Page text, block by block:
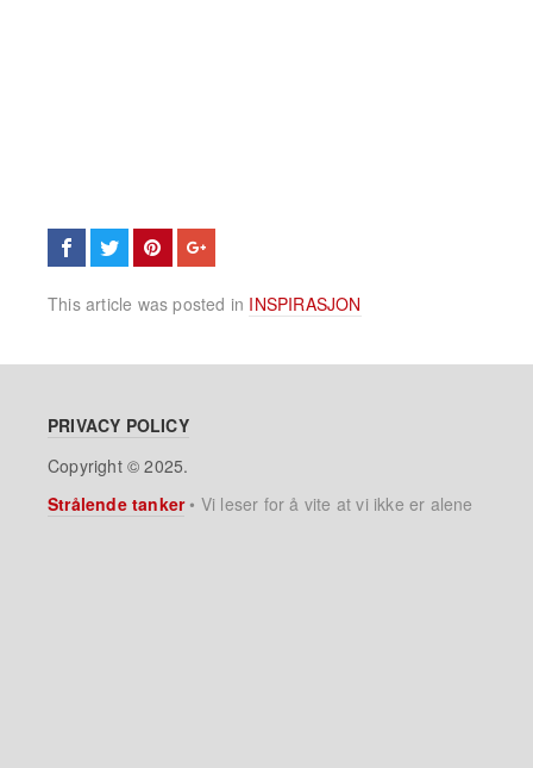
This article was posted in INSPIRASJON
PRIVACY POLICY
Copyright © 2025.
Strålende tanker• Vi leser for å vite at vi ikke er alene